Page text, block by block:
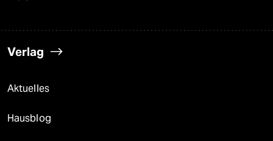
Verlag
Aktuelles
Hausblog